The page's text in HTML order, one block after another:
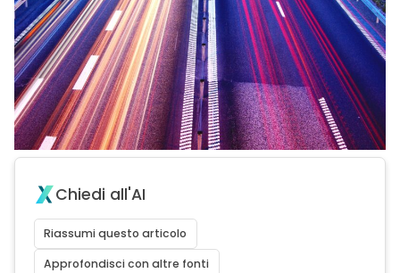
Chiedi all'AI
Riassumi questo articolo
Approfondisci con altre fonti